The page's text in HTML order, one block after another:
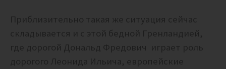
Приблизительно такая же ситуация сейчас
складывается и с этой бедной Гренландией,
где дорогой Дональд Фредович играет роль
дорогого Леонида Ильича, европейские